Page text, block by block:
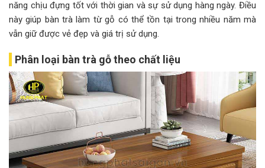
năng chịu đựng tốt với thời gian và sự sử dụng hàng ngày. Điều
này giúp bàn trà làm từ gỗ có thể tồn tại trong nhiều năm mà
vẫn giữ được vẻ đẹp và giá trị sử dụng.
Phân loại bàn trà gỗ theo chất liệu